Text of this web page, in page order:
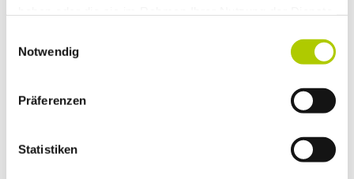
Notwendig
Präferenzen
Statistiken
mit Doppelkabine?